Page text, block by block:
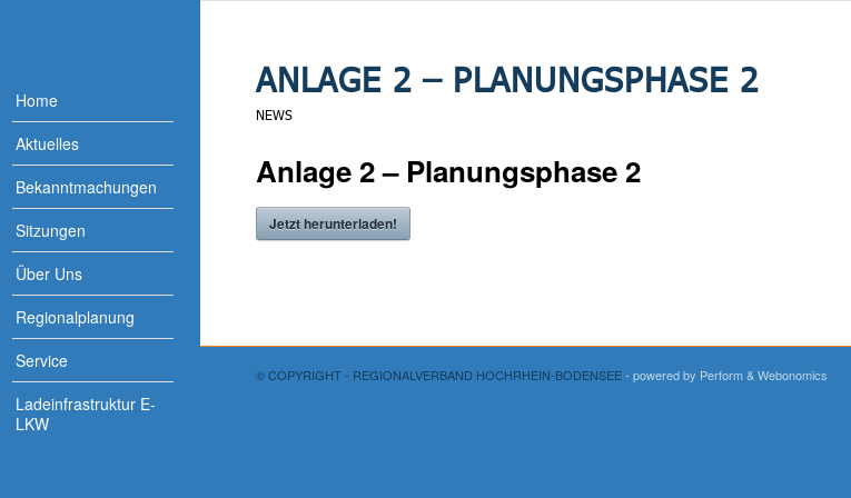
Home
Aktuelles
Bekanntmachungen
Sitzungen
Über Uns
Regionalplanung
Service
Ladeinfrastruktur E-
LKW
ANLAGE 2 – PLANUNGSPHASE 2
NEWS
Anlage 2 – Planungsphase 2
Jetzt herunterladen!
© COPYRIGHT - REGIONALVERBAND HOCHRHEIN-BODENSEE- powered by Perform& Webonomics